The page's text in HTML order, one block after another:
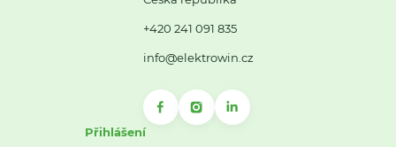
+420 241 091 835
info@elektrowin.cz
Přihlášení